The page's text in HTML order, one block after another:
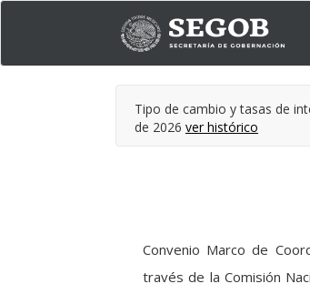
Tipo de cambio y tasas de
de 2026 ver histórico
Convenio Marco de
través de la Comisión